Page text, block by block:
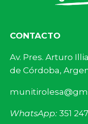
CONTACTO
Av. Pres.
de Córdoba,
WhatsApp: 351